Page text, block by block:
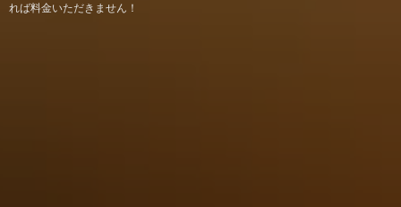
れば料金いただきません！